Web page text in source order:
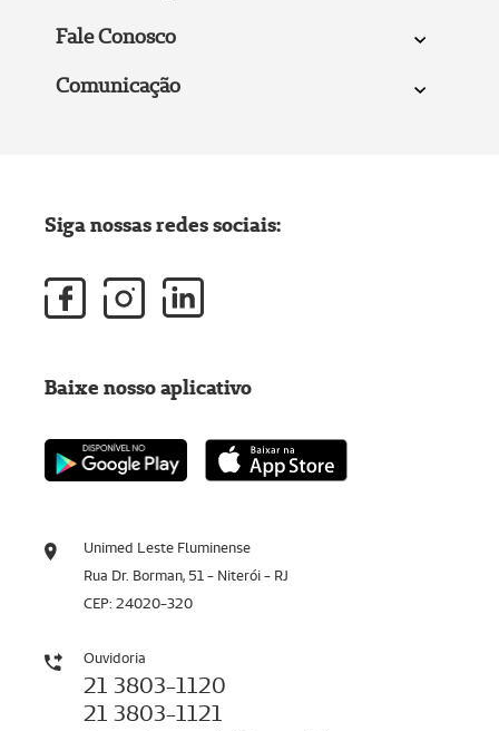
Fale Conosco
Comunicação
Unimed Leste Fluminense
Rua Dr. Borman, 51 - Niterói - RJ
CEP: 24020-320
Ouvidoria
21 3803-1120
21 3803-1121
Siga nossas redes sociais:
Baixe nosso aplicativo